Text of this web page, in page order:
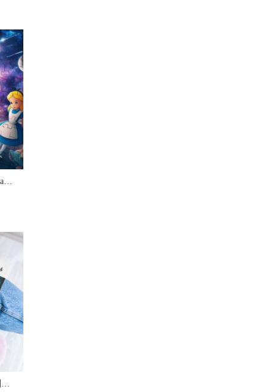
紙品設計師如何與AI魔法師ChatGPT共舞： 合力設計充滿魔力的作品
「AI繪圖工作坊」 為數碼印刷公司開拓新藍海